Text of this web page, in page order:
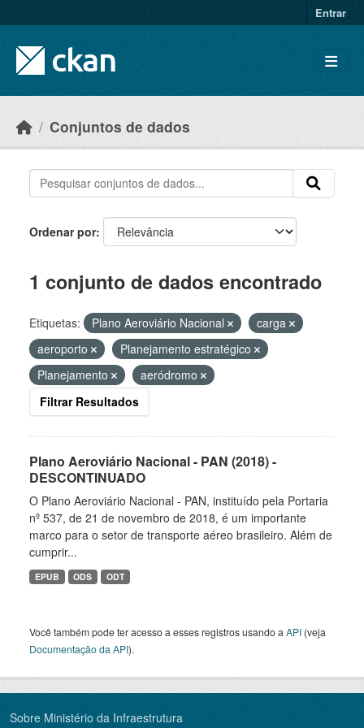
Entrar
Conjuntos de dados
Ordenar por
1 conjunto de dados encontrado
Etiquetas: Plano Aeroviário Nacional
carga
aeroporto
Planejamento estratégico
Planejamento
aeródromo
Filtrar Resultados
Plano Aeroviário Nacional - PAN (2018) -
DESCONTINUADO
O Plano Aeroviário Nacional - PAN, instituído pela Portaria
nº 537, de 21 de novembro de 2018, é um importante
marco para o setor de transporte aéreo brasileiro. Além de
cumprir...
EPUB ODS ODT
Você também pode ter acesso a esses registros usando a API (veja
Documentação da API).
Sobre Ministério da Infraestrutura